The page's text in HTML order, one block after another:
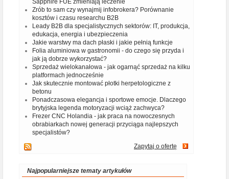
Sapphire FUE zmieniają leczenie
Zrób to sam czy wynajmij infobrokera? Porównanie
kosztów i czasu researchu B2B
Leady B2B dla specjalistycznych sektorów: IT, produkcja,
edukacja, energia i ubezpieczenia
Jakie warstwy ma dach płaski i jakie pełnią funkcje
Folia aluminiowa w gastronomii - do czego się przyda i
jak ją dobrze wykorzystać?
Sprzedaż wielokanałowa - jak ogarnąć sprzedaż na kilku
platformach jednocześnie
Jak skutecznie montować płotki herpetologiczne z
betonu
Ponadczasowa elegancja i sportowe emocje. Dlaczego
brytyjska legenda motoryzacji wciąż zachwyca?
Frezer CNC Holandia - jak praca na nowoczesnych
obrabiarkach nowej generacji przyciąga najlepszych
specjalistów?
Zapytaj o ofertę
Najpopularniejsze tematy artykułów